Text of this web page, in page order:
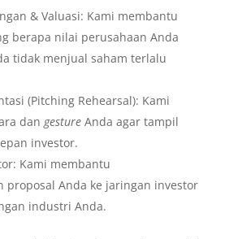
& Valuasi: Kami membantu
berapa nilai perusahaan Anda
tidak menjual saham terlalu
(Pitching Rehearsal): Kami
dan gestureAnda agar tampil
investor.
Kami membantu
proposal Anda ke jaringan investor
industri Anda.